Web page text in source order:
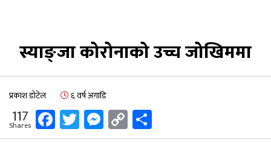
स्याङ्जा कोरोनाको उच्च जोखिममा
प्रकाश डोटेल ६ वर्ष अगाडि
117
Shares Facebook
Twitter
Messenger
Copy
Link